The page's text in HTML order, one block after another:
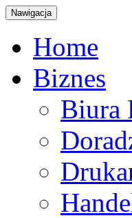
Nawigacja
Home
Biznes
Biura